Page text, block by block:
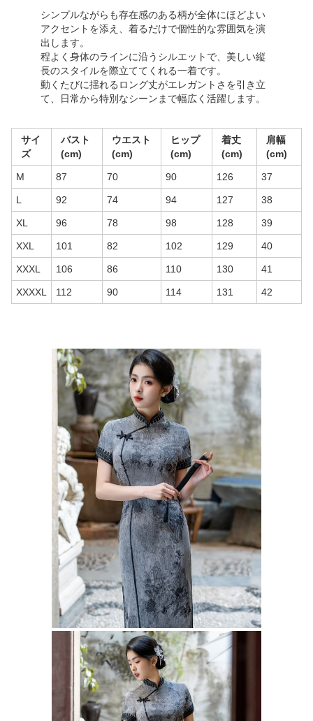
シンプルながらも存在感のある柄が全体にほどよい
アクセントを添え、着るだけで個性的な雰囲気を演
出します。
程よく身体のラインに沿うシルエットで、美しい縦
長のスタイルを際立ててくれる一着です。
動くたびに揺れるロング丈がエレガントさを引き立
て、日常から特別なシーンまで幅広く活躍します。
サイ
ズ
バスト
(cm)
ウエスト
(cm)
ヒップ
(cm)
着丈
(cm)
肩幅
(cm)
M 87 70 90 126 37
L 92 74 94 127 38
XL 96 78 98 128 39
XXL 101 82 102 129 40
XXXL 106 86 110 130 41
XXXXL 112 90 114 131 42